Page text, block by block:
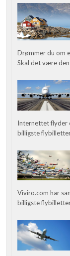
Drømmer du om
Skal det være
Internettet flyder
billigste
Viviro.com har
billigste